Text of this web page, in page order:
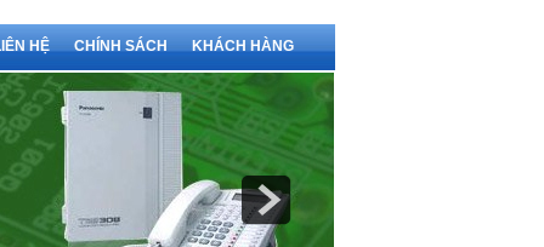
HỆ CHÍNH SÁCH KHÁCH HÀNG